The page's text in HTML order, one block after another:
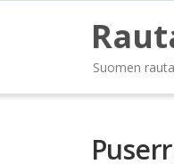
Suomen